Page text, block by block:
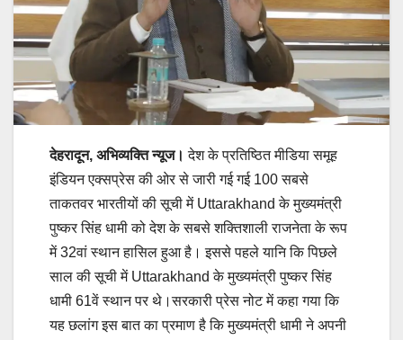
देहरादून, अभिव्यक्ति न्यूज। देश के प्रतिष्ठित मीडिया समूह
इंडियन एक्सप्रेस की ओर से जारी गई गई 100 सबसे
ताकतवर भारतीयों की सूची में Uttarakhand के मुख्यमंत्री
पुष्कर सिंह धामी को देश के सबसे शक्तिशाली राजनेता के रूप
में 32वां स्थान हासिल हुआ है। इससे पहले यानि कि पिछले
साल की सूची में Uttarakhand के मुख्यमंत्री पुष्कर सिंह
धामी 61वें स्थान पर थे।सरकारी प्रेस नोट में कहा गया कि
यह छलांग इस बात का प्रमाण है कि मुख्यमंत्री धामी ने अपनी